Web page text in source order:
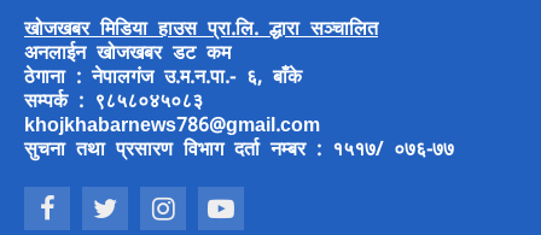
खोजखबर मिडिया हाउस प्रा.लि. द्धारा सञ्चालित
अनलाईन खोजखबर डट कम
ठेगाना : नेपालगंज उ.म.न.पा.- ६, बाँके
सम्पर्क : ९८५८०४५०८३
khojkhabarnews786@gmail.com
सुचना तथा प्रसारण विभाग दर्ता नम्बर : १५१७/ ०७६-७७